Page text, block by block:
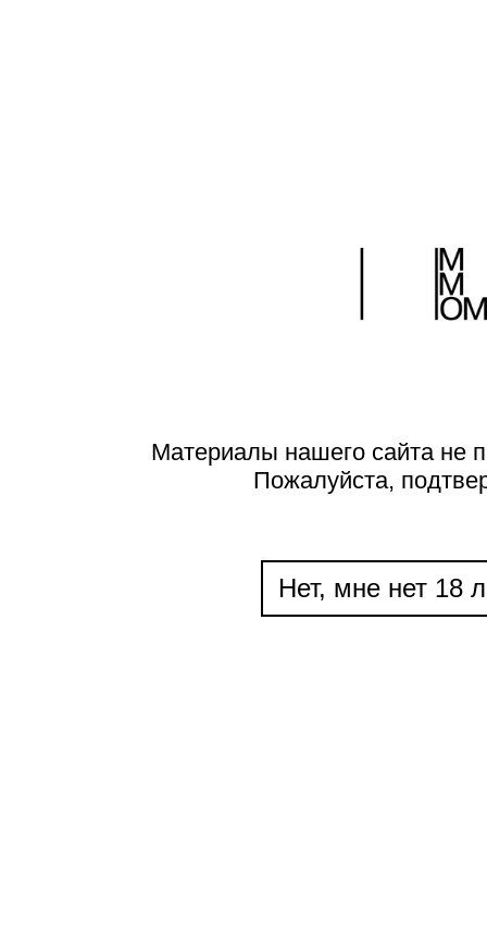
Материалы нашего сайта не
Пожалуйста,
Нет, мне нет 18